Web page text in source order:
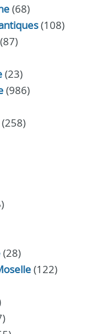
(68)
(108)
(87)
(23)
(986)
(258)
(28)
(122)